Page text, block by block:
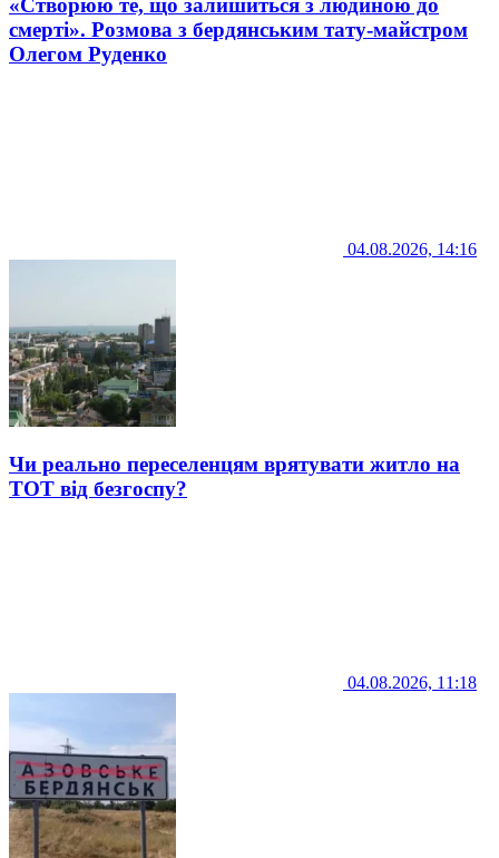
«Створюю те, що залишиться з людиною до
смерті». Розмова з бердянським тату-майстром
Олегом Руденко
04.08.2026, 14:16
Чи реально переселенцям врятувати житло на
ТОТ від безгоспу?
04.08.2026, 11:18